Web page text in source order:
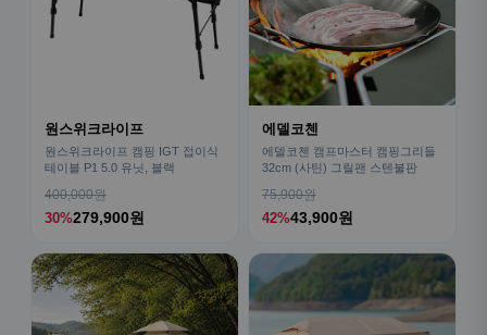
원스위크라이프
원스위크라이프 캠핑 IGT 접이식
테이블 P1 5.0 유닛, 블랙
400,000원
30%279,900원
에델코첸
에델코첸 캠프마스터 캠핑그리들
32cm (사틴) 그릴팬 스텐불판
75,900원
42%43,900원